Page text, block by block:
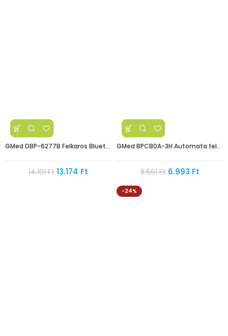
GMed DBP-6277B Felkaros Bluetoothos vérnyomásmérő
14.101Ft 13.174 Ft
GMed BPCB0A-3H Automata felkaros vérnyomásmérő
8.661Ft 6.993 Ft
-24%